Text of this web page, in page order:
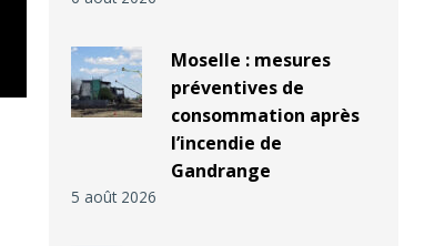
Moselle : mesures
préventives de
consommation après
l’incendie de
Gandrange
5 août 2026